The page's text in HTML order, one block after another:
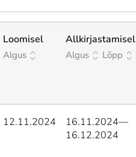
Loomisel
Algus
Allkirjastamisel
Algus Lõpp
12.11.2024 16.11.2024—
16.12.2024